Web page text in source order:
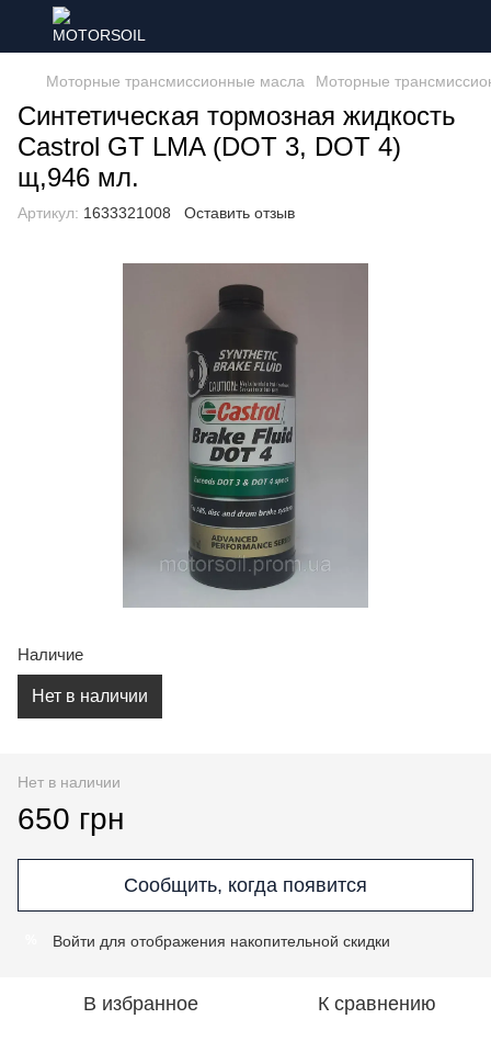
Моторные трансмиссионные масла Моторные
Синтетическая тормозная жидкость
Castrol GT LMA (DOT 3, DOT 4)
щ,946 мл.
Артикул: 1633321008 Оставить отзыв
Наличие
Нет в наличии
Нет в наличии
650 грн
Сообщить, когда появится
Войти для отображения накопительной скидки
В избранное К сравнению